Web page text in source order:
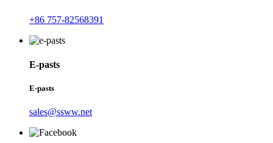
+86 757-82568391
E-pasts
E-pasts
sales@ssww.net